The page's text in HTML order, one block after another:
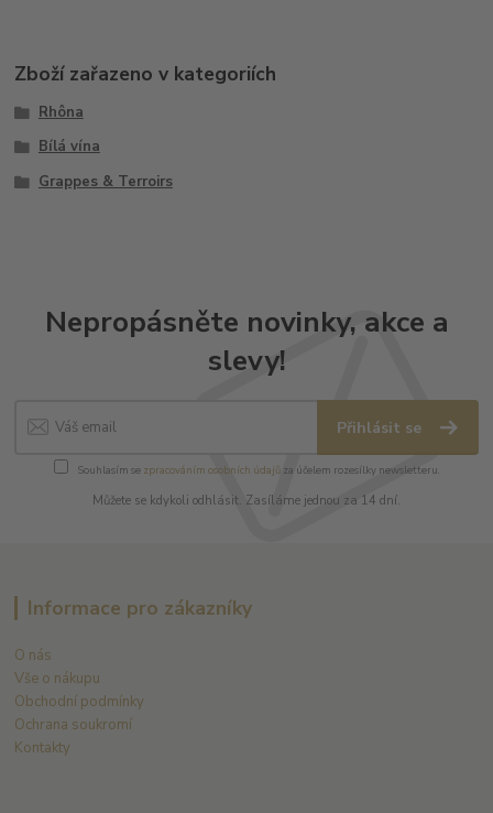
Zboží zařazeno v kategoriích
Rhôna
Bílá vína
Grappes & Terroirs
Nepropásněte novinky, akce a
slevy!
Přihlásit se
Souhlasím se zpracováním osobních údajůza účelem rozesílky newsletteru.
Můžete se kdykoli odhlásit. Zasíláme jednou za 14 dní.
Informace pro zákazníky
O nás
Vše o nákupu
Obchodní podmínky
Ochrana soukromí
Kontakty